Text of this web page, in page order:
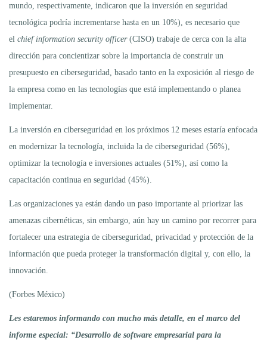
mundo, respectivamente, indicaron que la inversión en seguridad
tecnológica podría incrementarse hasta en un 10%), es necesario que
el chief information security officer(CISO) trabaje de cerca con la alta
dirección para concientizar sobre la importancia de construir un
presupuesto en ciberseguridad, basado tanto en la exposición al riesgo de
la empresa como en las tecnologías que está implementando o planea
implementar.
La inversión en ciberseguridad en los próximos 12 meses estaría enfocada
en modernizar la tecnología, incluida la de ciberseguridad (56%),
optimizar la tecnología e inversiones actuales (51%), así como la
capacitación continua en seguridad (45%).
Las organizaciones ya están dando un paso importante al priorizar las
amenazas cibernéticas, sin embargo, aún hay un camino por recorrer para
fortalecer una estrategia de ciberseguridad, privacidad y protección de la
información que pueda proteger la transformación digital y, con ello, la
innovación.
(Forbes México)
Les estaremos informando con mucho más detalle, en el marco del
informe especial: “Desarrollo de software empresarial para la